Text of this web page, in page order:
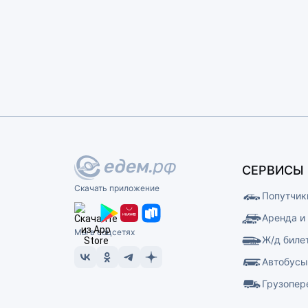
Скачать приложение
Мы в соцсетях
СЕРВИСЫ
Аренда
Ж/д
Автобусы